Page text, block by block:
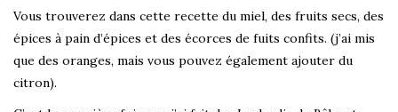
Vous trouverez dans cette recette du miel, des fruits secs, des
épices à pain d’épices et des écorces de fuits confits. (j’ai mis
que des oranges, mais vous pouvez également ajouter du
citron).